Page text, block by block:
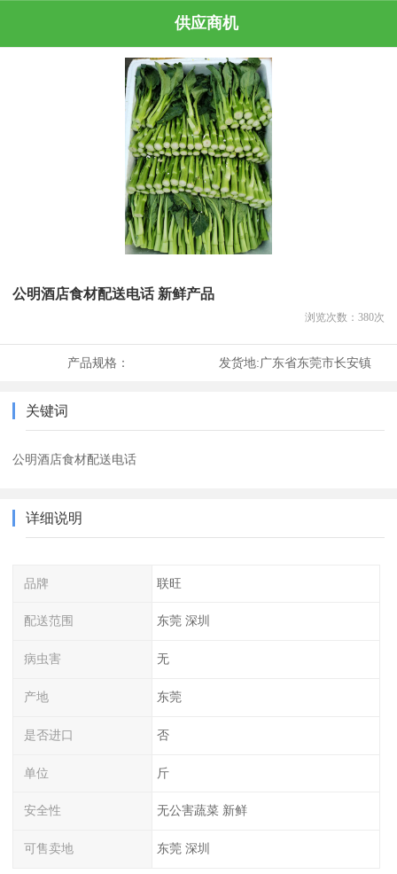
供应商机
公明酒店食材配送电话 新鲜产品
浏览次数： 380次
产品规格： 发货地:广东省东莞市长安镇
关键词
公明酒店食材配送电话
详细说明
品牌 联旺
配送范围 东莞 深圳
病虫害 无
产地 东莞
是否进口 否
单位 斤
安全性 无公害蔬菜 新鲜
可售卖地 东莞 深圳